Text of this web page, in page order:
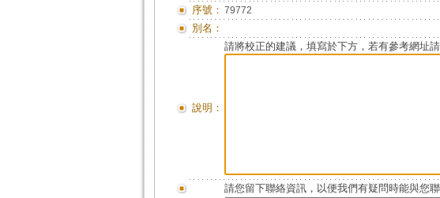
序號： 79772
別名：
說明：
請將校正的建議，填寫於下方，若有參考網址
請您留下聯絡資訊，以便我們有疑問時能與您